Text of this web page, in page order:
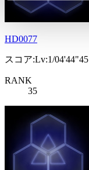
HD0077
スコア:Lv:1/04'44"45
RANK
35